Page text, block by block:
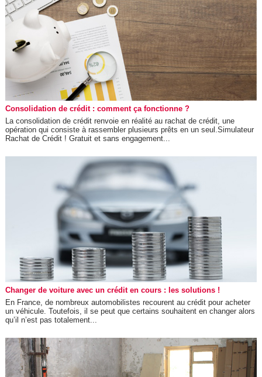
Consolidation de crédit : comment ça fonctionne ?
La consolidation de crédit renvoie en réalité au rachat de crédit, une
opération qui consiste à rassembler plusieurs prêts en un seul.Simulateur
Rachat de Crédit ! Gratuit et sans engagement...
Changer de voiture avec un crédit en cours : les solutions !
En France, de nombreux automobilistes recourent au crédit pour acheter
un véhicule. Toutefois, il se peut que certains souhaitent en changer alors
qu’il n’est pas totalement...